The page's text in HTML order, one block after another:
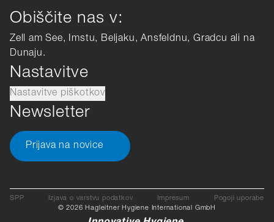
Obiščite nas v:
Zell am See, Imstu, Beljaku, Ansfeldnu, Gradcu ali na
Dunaju.
Nastavitve
Nastavitve piškotkov
Newsletter
Prijava na novice
SPP Izjava o varstvu podatkov Impresum
Pogoji uporabe
© 2026 Hagleitner Hygiene International GmbH